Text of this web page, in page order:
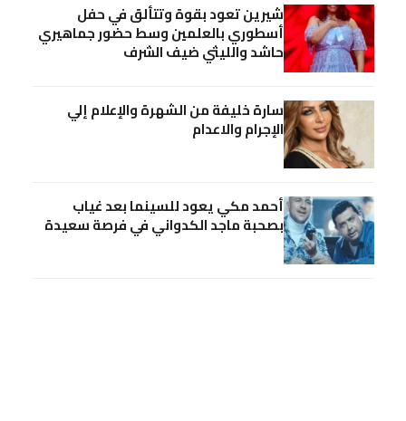
شيرين تعود بقوة وتتألق في حفل
أسطوري بالعلمين وسط حضور جماهيري
حاشد والليثي ضيف الشرف
سارة خليفة من الشهرة والإعلام إلي
الإجرام والاعدام
أحمد مكي يعود للسينما بعد غياب
بصحبة ماجد الكدواني في فرصة سعيدة